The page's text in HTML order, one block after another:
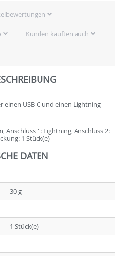
Kunden kauften auch
einen USB-C und einen Lightning-
Anschluss 1: Lightning, Anschluss 2:
1 Stück(e)
DATEN
30 g
1 Stück(e)